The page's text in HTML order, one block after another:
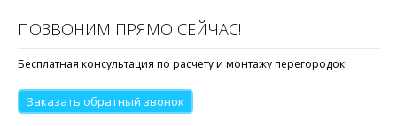
ПОЗВОНИМ ПРЯМО СЕЙЧАС!
Бесплатная консультация по расчету и монтажу перегородок!
Заказать обратный звонок